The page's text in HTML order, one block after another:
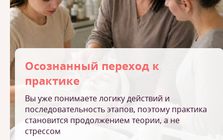
Осознанный переход к
практике
Вы уже понимаете логику действий и
последовательность этапов, поэтому практика
становится продолжением теории, а не
стрессом